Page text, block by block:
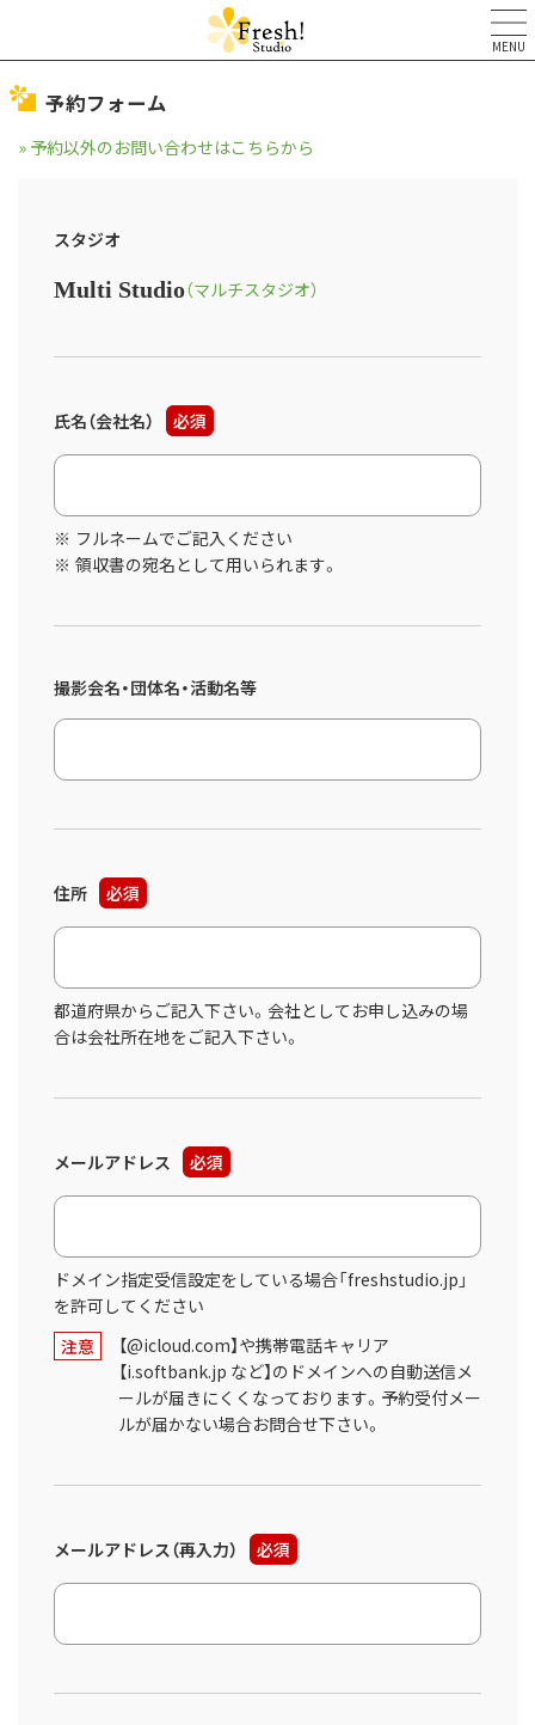
MENU
予約フォーム
» 予約以外のお問い合わせはこちらから
スタジオ
Multi Studio（マルチスタジオ）
氏名（会社名） 必須
フルネームでご記入ください
領収書の宛名として用いられます。
撮影会名・団体名・活動名等
住所 必須
都道府県からご記入下さい。会社としてお申し込みの場
合は会社所在地をご記入下さい。
メールアドレス 必須
ドメイン指定受信設定をしている場合「freshstudio.jp」
を許可してください
注意
【@icloud.com】や携帯電話キャリア
【i.softbank.jp など】のドメインへの自動送信メ
ールが届きにくくなっております。予約受付メー
ルが届かない場合お問合せ下さい。
メールアドレス（再入力） 必須